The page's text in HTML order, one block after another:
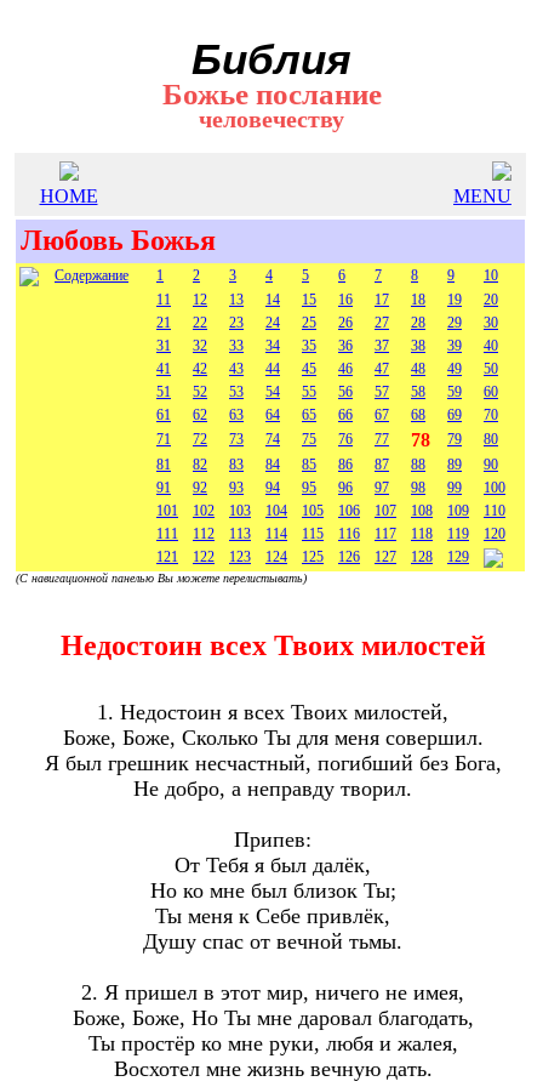
Библия
Божье послание
человечеству
HOME MENU
Любовь Божья
Содержание 1 2 3 4 5 6 7 8 9
10
11
12 13 14 15 16 17 18 19
20
21
22 23 24 25 26 27 28 29
30
31
32 33 34 35 36 37 38 39
40
41
42 43 44 45 46 47 48 49
50
51
52 53 54 55 56 57 58 59
60
61
62 63 64 65 66 67 68 69
70
71
72 73 74 75 76 77 78 79
80
81
82 83 84 85 86 87 88 89
90
91
92 93 94 95 96 97 98 99
100
101
102 103 104 105 106 107 108 109
110
111
112 113 114 115 116 117 118 119
120
121
122 123 124 125 126 127 128 129
(С навигационной панелью Вы можете перелистывать)
Недостоин всех Твоих милостей
1. Недостоин я всех Твоих милостей,
Боже, Боже, Сколько Ты для меня совершил.
Я был грешник несчастный, погибший без Бога,
Не добро, а неправду творил.
Припев:
От Тебя я был далёк,
Но ко мне был близок Ты;
Ты меня к Себе привлёк,
Душу спас от вечной тьмы.
2. Я пришел в этот мир, ничего не имея,
Боже, Боже, Но Ты мне даровал благодать,
Ты простёр ко мне руки, любя и жалея,
Восхотел мне жизнь вечную дать.